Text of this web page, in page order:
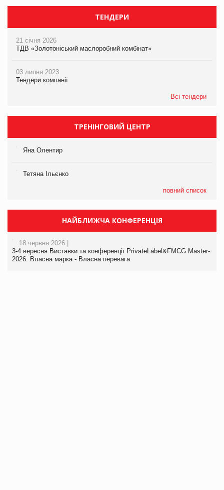
ТЕНДЕРИ
21 січня 2026
ТДВ «Золотоніський маслоробний комбінат»
03 липня 2023
Тендери компанії
Всі тендери
ТРЕНІНГОВИЙ ЦЕНТР
Яна Олентир
Тетяна Ільєнко
повний список
НАЙБЛИЖЧА КОНФЕРЕНЦІЯ
18 червня 2026 |
3-4 вересня Виставки та конференції PrivateLabel&FMCG Master-
2026: Власна марка - Власна перевага